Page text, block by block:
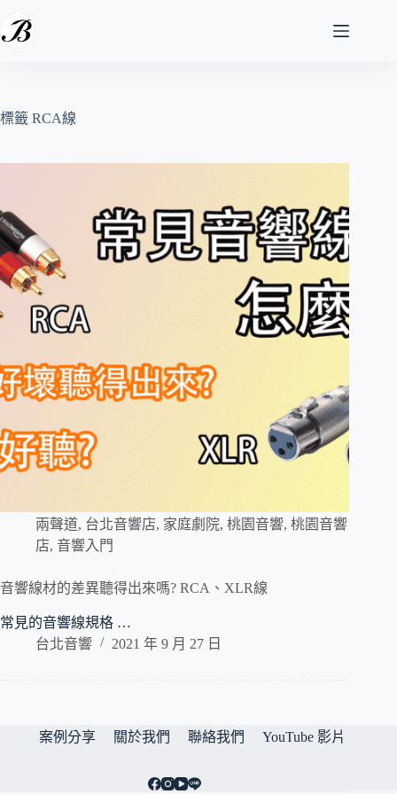
至
容
標籤 RCA線
兩聲道, 台北音響店, 家庭劇院, 桃園音響, 桃園音響
店, 音響入門
音響線材的差異聽得出來嗎? RCA、XLR線
常見的音響線規格 …
台北音響
2021 年 9 月 27 日
案例分享 關於我們 聯絡我們 YouTube 影片